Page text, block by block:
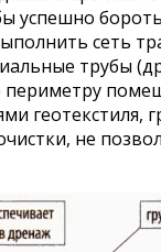
успешно
сеть
трубы
периметру
геотекстиля,
не